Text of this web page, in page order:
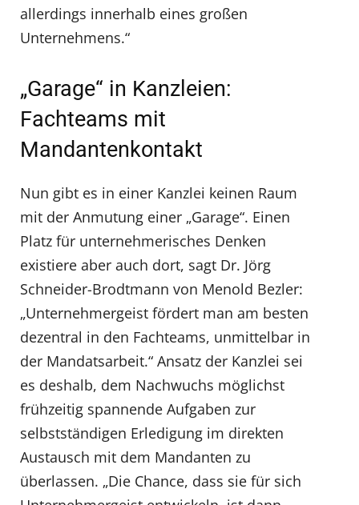
allerdings innerhalb eines großen
Unternehmens.“
„Garage“ in Kanzleien:
Fachteams mit
Mandantenkontakt
Nun gibt es in einer Kanzlei keinen Raum
mit der Anmutung einer „Garage“. Einen
Platz für unternehmerisches Denken
existiere aber auch dort, sagt Dr. Jörg
Schneider-Brodtmann von Menold Bezler:
„Unternehmergeist fördert man am besten
dezentral in den Fachteams, unmittelbar in
der Mandatsarbeit.“ Ansatz der Kanzlei sei
es deshalb, dem Nachwuchs möglichst
frühzeitig spannende Aufgaben zur
selbstständigen Erledigung im direkten
Austausch mit dem Mandanten zu
überlassen. „Die Chance, dass sie für sich